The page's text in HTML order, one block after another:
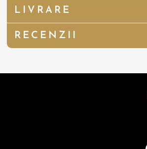
LIVRARE
RECENZII